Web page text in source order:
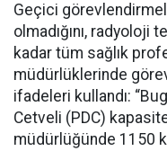
Geçici
olmadığını,
kadar tüm sağlık
müdürlüklerinde
ifadeleri kullandı:
Cetveli (PDC)
müdürlüğünde 1150